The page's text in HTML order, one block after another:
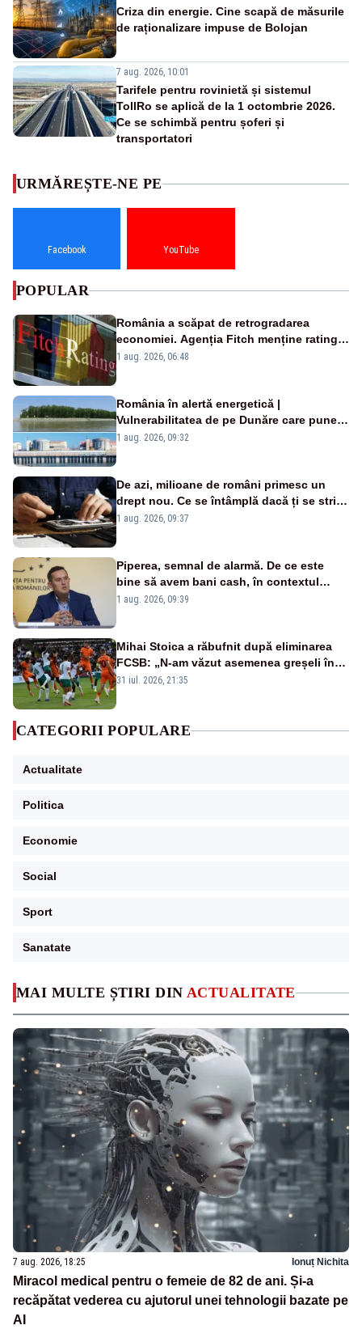
Criza din energie. Cine scapă de măsurile
de raționalizare impuse de Bolojan
7 aug. 2026, 10:01
Tarifele pentru rovinietă și sistemul
TollRo se aplică de la 1 octombrie 2026.
Ce se schimbă pentru șoferi și
transportatori
MAI MULTE ȘTIRI DIN ACTUALITATE
7 aug. 2026, 18:25 Ionuț Nichita
Miracol medical pentru o femeie de 82 de ani. Și-a
recăpătat vederea cu ajutorul unei tehnologii bazate pe
AI
URMĂREȘTE-NE PE
Facebook YouTube
POPULAR
România a scăpat de retrogradarea
economiei. Agenția Fitch menține ratingul
„BBB-” cu perspectivă negativă
1 aug. 2026, 06:48
România în alertă energetică |
Vulnerabilitatea de pe Dunăre care pune
în pericol Centrala Cernavodă era
1 aug. 2026, 09:32
De azi, milioane de români primesc un
drept nou. Ce se întâmplă dacă ți se strică
un produs
1 aug. 2026, 09:37
Piperea, semnal de alarmă. De ce este
bine să avem bani cash, în contextul
alertei energetice?
1 aug. 2026, 09:39
Mihai Stoica a răbufnit după eliminarea
FCSB: „N-am văzut asemenea greșeli în
190 de meciuri europene”
31 iul. 2026, 21:35
CATEGORII POPULARE
Actualitate
Politica
Economie
Social
Sport
Sanatate